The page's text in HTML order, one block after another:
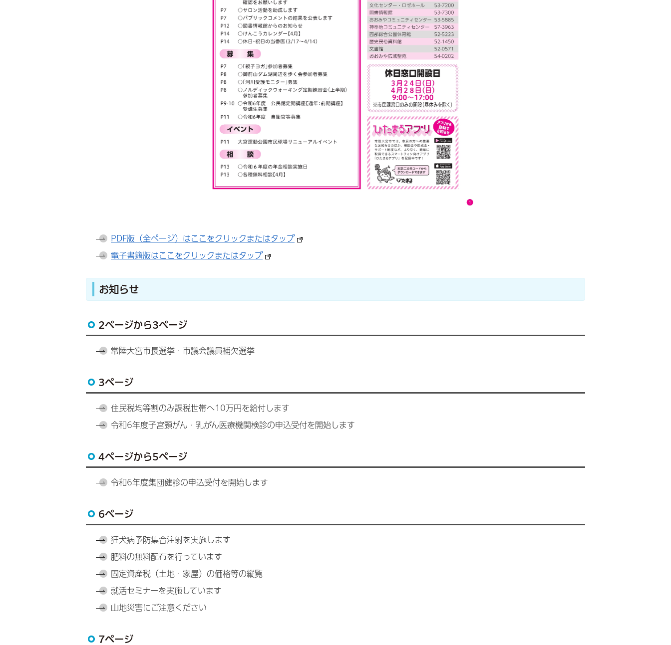
PDF版（全ページ）はここをクリックまたはタップ
電子書籍版はここをクリックまたはタップ
お知らせ
2ページから3ページ
常陸大宮市長選挙・市議会議員補欠選挙
3ページ
住民税均等割のみ課税世帯へ10万円を給付します
令和6年度子宮頸がん・乳がん医療機関検診の申込受付を開始します
4ページから5ページ
令和6年度集団健診の申込受付を開始します
6ページ
狂犬病予防集合注射を実施します
肥料の無料配布を行っています
固定資産税（土地・家屋）の価格等の縦覧
就活セミナーを実施しています
山地災害にご注意ください
7ページ